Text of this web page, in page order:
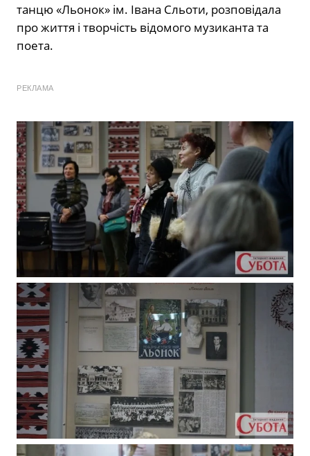
танцю «Льонок» ім. Івана Сльоти, розповідала
про життя і творчість відомого музиканта та
поета.
РЕКЛАМА